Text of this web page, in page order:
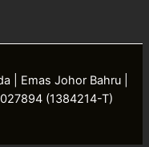
| Emas Johor Bahru |
(1384214-T)